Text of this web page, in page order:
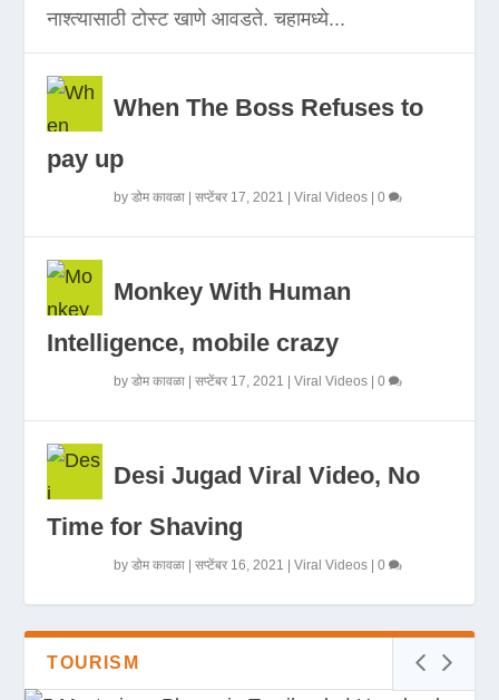
नाश्त्यासाठी टोस्ट खाणे आवडते. चहामध्ये...
When The Boss Refuses to
pay up
byडोम कावळा |सप्टेंबर 17, 2021 |Viral Videos |0
Monkey With Human
Intelligence, mobile crazy
byडोम कावळा |सप्टेंबर 17, 2021 |Viral Videos |0
Desi Jugad Viral Video, No
Time for Shaving
byडोम कावळा |सप्टेंबर 16, 2021 |Viral Videos |0
TOURISM